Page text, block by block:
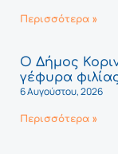
Περισσότερα »
Ο Δήμος
γέφυρα
6 Αυγούστου, 2026
Περισσότερα »